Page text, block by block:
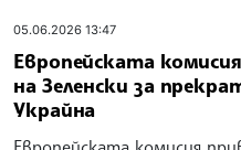
05.06.2026 13:47
Европейската
на Зеленски за
Украйна